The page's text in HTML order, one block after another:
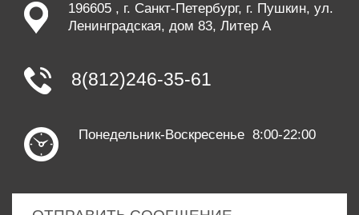
196605 , г. Санкт-Петербург, г. Пушкин, ул.
Ленинградская, дом 83, Литер А
8(812)246-35-61
Понедельник-Воскресенье 8:00-22:00